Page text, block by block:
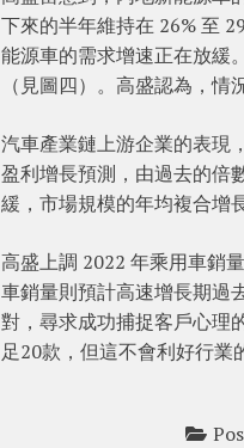
下來的半年維持在 26% 至
能源車的需求增速正在放緩
（見圖四）。高盛認為，
汽車產業鏈上游企業的表現
盈利增長預測，由過去的倍
緩，市場規模的年均複合增
高盛上調 2022 年乘用車銷
車銷量則預計高速增長期過
對，尋求成功捕捉客戶心理
足20款，但這不會利好行業